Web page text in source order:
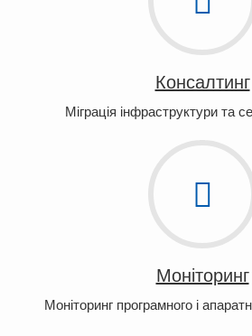
Консалтинг
Міграція інфраструктури та
Моніторинг
Моніторинг програмного і